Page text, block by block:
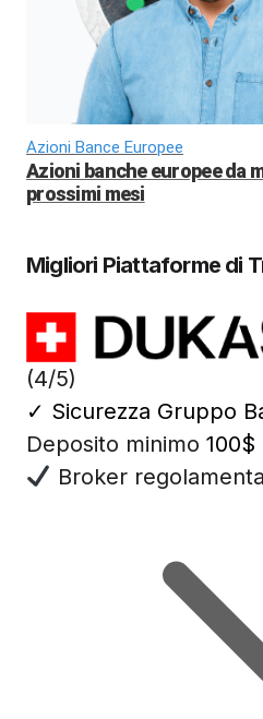
Azioni Bance Europee
Azioni banche europee da
prossimi mesi
Migliori Piattaforme di
(4/5)
✓ Sicurezza Gruppo
Deposito minimo 100$
Broker